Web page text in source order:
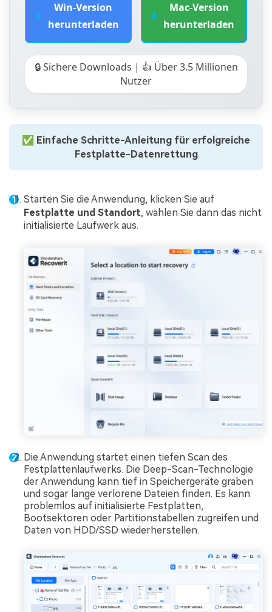
⬇️
Win-Version
herunterladen
⬇️
Mac-Version
herunterladen
🔒 Sichere Downloads | 👍 Über 3.5 Millionen
Nutzer
✅ Einfache Schritte-Anleitung für erfolgreiche
Festplatte-Datenrettung
Starten Sie die Anwendung, klicken Sie auf
Festplatte und Standort, wählen Sie dann das nicht
initialisierte Laufwerk aus.
Die Anwendung startet einen tiefen Scan des
Festplattenlaufwerks. Die Deep-Scan-Technologie
der Anwendung kann tief in Speichergeräte graben
und sogar lange verlorene Dateien finden. Es kann
problemlos auf initialisierte Festplatten,
Bootsektoren oder Partitionstabellen zugreifen und
Daten von HDD/SSD wiederherstellen.